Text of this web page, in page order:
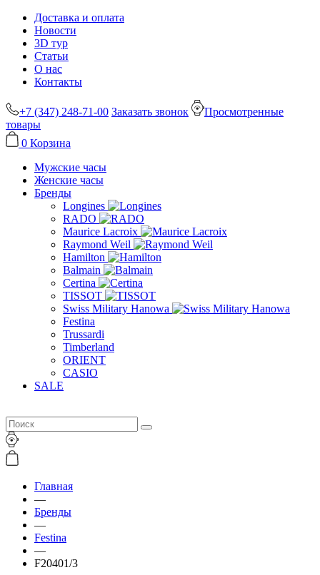
Доставка и оплата
Новости
3D тур
Статьи
О нас
Контакты
+7 (347) 248-71-00 Заказать звонок
Просмотренные
товары
0 Корзина
Мужские часы
Женские часы
Бренды
Longines
RADO
Maurice Lacroix
Raymond Weil
Hamilton
Balmain
Certina
TISSOT
Swiss Military Hanowa
Festina
Trussardi
Timberland
ORIENT
CASIO
SALE
Главная
—
Бренды
—
Festina
—
F20401/3